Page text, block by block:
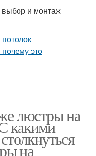
и монтаж
люстры на
какими
на